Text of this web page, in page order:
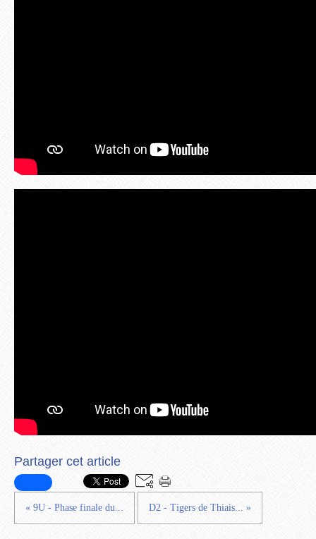
Partager cet article
« 9U - Phase finale du... D2 - Tigers de Thiais... »